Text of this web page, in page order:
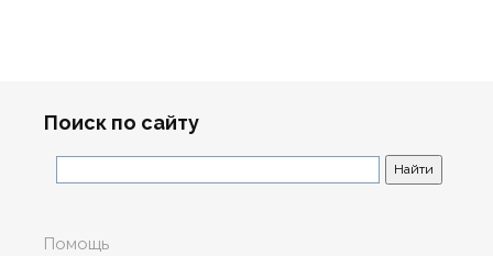
Поиск по сайту
Помощь